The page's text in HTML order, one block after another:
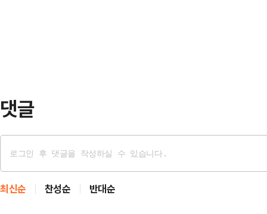
댓글
최신순 찬성순 반대순